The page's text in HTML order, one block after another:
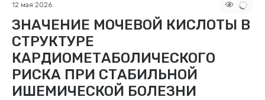
ЗНАЧЕНИЕ МОЧЕВОЙ КИСЛОТЫ В
СТРУКТУРЕ
КАРДИОМЕТАБОЛИЧЕСКОГО
РИСКА ПРИ СТАБИЛЬНОЙ
ИШЕМИЧЕСКОЙ БОЛЕЗНИ
12 мая 2026